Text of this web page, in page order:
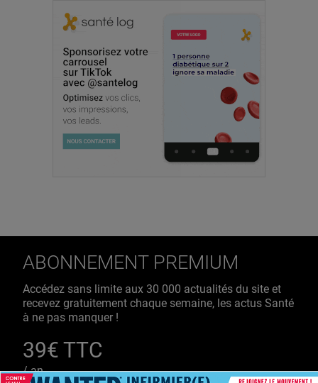
ABONNEMENT PREMIUM
Accédez sans limite aux 30 000 actualités du site et
recevez gratuitement chaque semaine, les actus Santé
à ne pas manquer !
39€ TTC
/ an